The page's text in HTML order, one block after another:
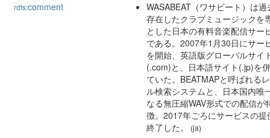
rdfs:comment
WASABEAT（ワサビート）は過
存在したクラブミュージックを
とした日本の有料音楽配信サー
である。2007年1月30日にサー
を開始、英語版グローバルサイ
(.com)と、日本語サイト(.jp)を
ていた。BEATMAPと呼ばれる
ル検索システムと、日本国内唯
なる無圧縮WAV形式での配信が
徴。2017年ごろにサービスの提
終了した。
(ja)